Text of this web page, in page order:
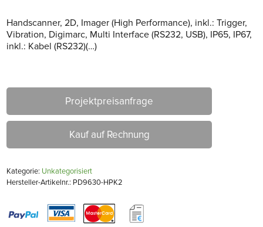
Handscanner, 2D, Imager (High Performance), inkl.: Trigger,
Vibration, Digimarc, Multi Interface (RS232, USB), IP65, IP67,
inkl.: Kabel (RS232)(…)
Projektpreisanfrage
Kauf auf Rechnung
Kategorie: Unkategorisiert
Hersteller-Artikelnr.: PD9630-HPK2